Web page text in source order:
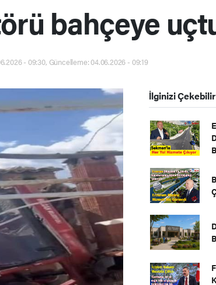
bahçeye
- 09:30, Güncelleme: 04.06.2026 - 09:19
İlginizi Çekebilir